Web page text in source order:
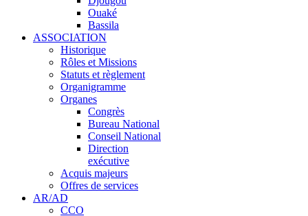
Ouaké
Bassila
ASSOCIATION
Historique
Rôles et Missions
Statuts et règlement
Organigramme
Organes
Congrès
Bureau National
Conseil National
Direction
exécutive
Acquis majeurs
Offres de services
AR/AD
CCO